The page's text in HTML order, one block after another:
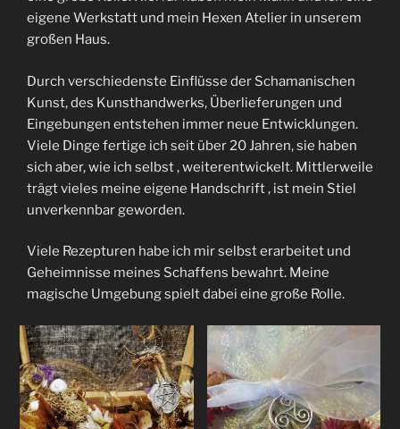
eigene Werkstatt und mein Hexen Atelier in unserem
großen Haus.
Durch verschiedenste Einflüsse der Schamanischen
Kunst, des Kunsthandwerks, Überlieferungen und
Eingebungen entstehen immer neue Entwicklungen.
Viele Dinge fertige ich seit über 20 Jahren, sie haben
sich aber, wie ich selbst , weiterentwickelt. Mittlerweile
trägt vieles meine eigene Handschrift , ist mein Stiel
unverkennbar geworden.
Viele Rezepturen habe ich mir selbst erarbeitet und
Geheimnisse meines Schaffens bewahrt. Meine
magische Umgebung spielt dabei eine große Rolle.